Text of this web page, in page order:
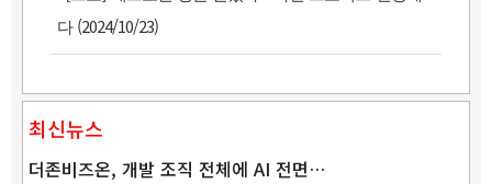
다(2024/10/23)
최신뉴스
더존비즈온, 개발 조직 전체에 AI 전면…